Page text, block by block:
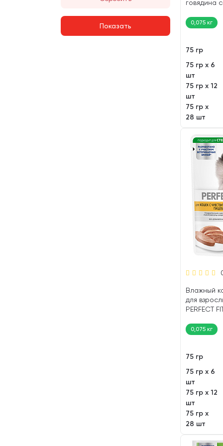
Показать
говядина
0,075 кг
75 гр
75 гр х 6
шт
75 гр х 12
шт
75 гр х
28 шт
Влажный
для
PERFECT
0,075 кг
75 гр
75 гр х 6
шт
75 гр х 12
шт
75 гр х
28 шт